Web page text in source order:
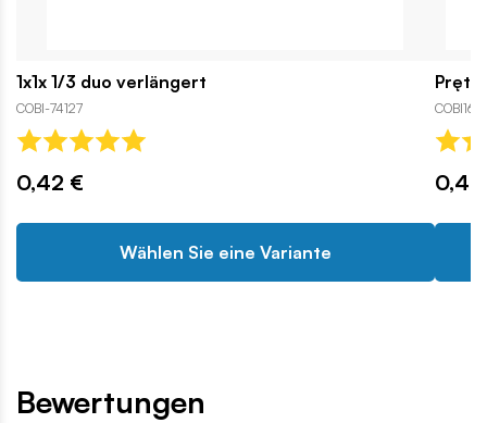
1x1x 1/3 duo verlängert
COBI-74127
0,42 €
Wählen Sie eine Variante
Pręt
Bewertungen